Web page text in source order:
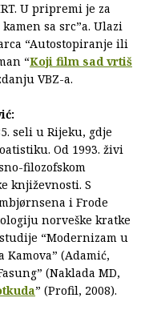
U pripremi je za
sa src”a. Ulazi
“Autostopiranje ili
“Koji film sad vrtiš
VBZ-a.
seli u Rijeku, gdje
Od 1993. živi
filozofskom
književnosti. S
i Frode
norveške kratke
“Modernizam u
Kamova” (Adamić,
(Naklada MD,
” (Profil, 2008).